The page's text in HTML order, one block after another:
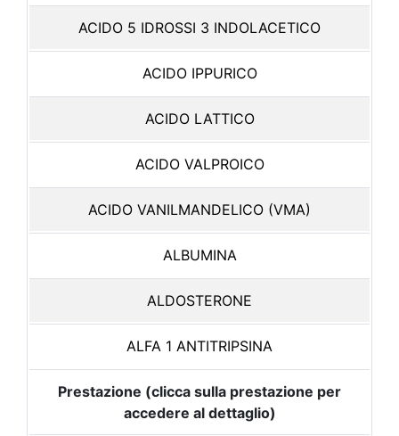
ACIDO 5 IDROSSI 3 INDOLACETICO
ACIDO IPPURICO
ACIDO LATTICO
ACIDO VALPROICO
ACIDO VANILMANDELICO (VMA)
ALBUMINA
ALDOSTERONE
ALFA 1 ANTITRIPSINA
Prestazione (clicca sulla prestazione per
accedere al dettaglio)